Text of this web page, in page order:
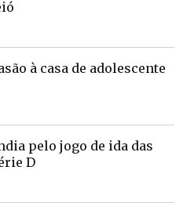
à casa de adolescente
pelo jogo de ida das
D